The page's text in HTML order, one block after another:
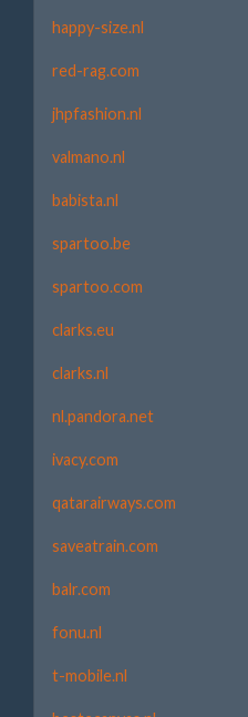
happy-size.nl
red-rag.com
jhpfashion.nl
valmano.nl
babista.nl
spartoo.be
spartoo.com
clarks.eu
clarks.nl
nl.pandora.net
ivacy.com
qatarairways.com
saveatrain.com
balr.com
fonu.nl
t-mobile.nl